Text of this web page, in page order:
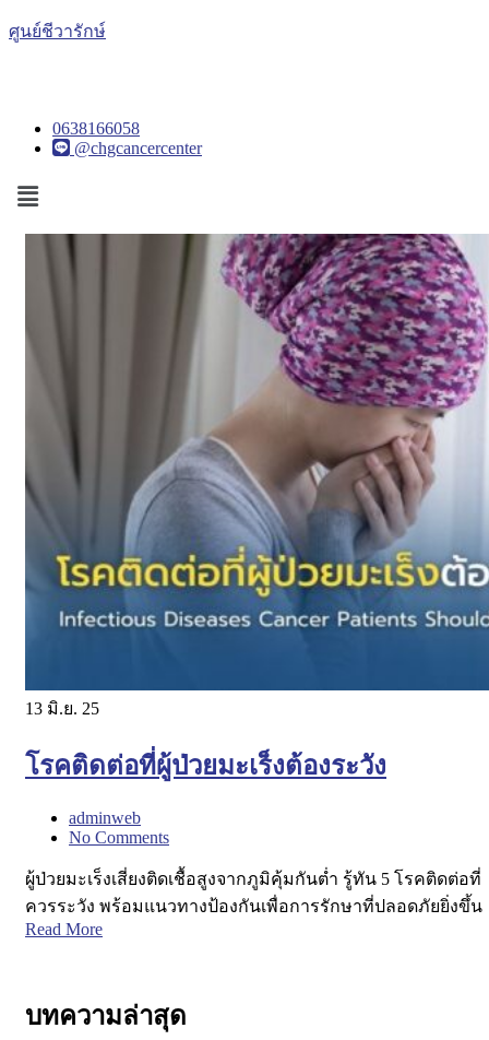
ศูนย์ชีวารักษ์
0638166058
@chgcancercenter
Menu
13 มิ.ย. 25
โรคติดต่อที่ผู้ป่วยมะเร็งต้องระวัง
adminweb
No Comments
ผู้ป่วยมะเร็งเสี่ยงติดเชื้อสูงจากภูมิคุ้มกันต่ำ รู้ทัน 5 โรคติดต่อที่
ควรระวัง พร้อมแนวทางป้องกันเพื่อการรักษาที่ปลอดภัยยิ่งขึ้น
Read More
บทความล่าสุด